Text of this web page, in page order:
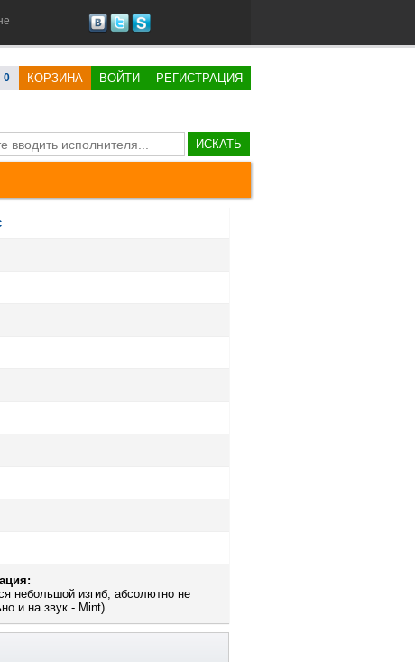
0 КОРЗИНА ВОЙТИ РЕГИСТРАЦИЯ
ИСКАТЬ
небольшой изгиб, абсолютно не
и на звук - Mint)